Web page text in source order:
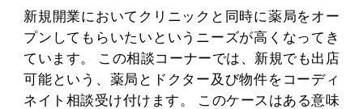
新規開業においてクリニックと同時に薬局をオー
プンしてもらいたいというニーズが高くなってき
ています。 この相談コーナーでは、新規でも出店
可能という、薬局とドクター及び物件をコーディ
ネイト相談受け付けます。 このケースはある意味